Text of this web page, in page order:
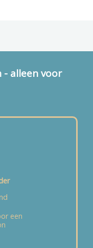
alleen voor
een